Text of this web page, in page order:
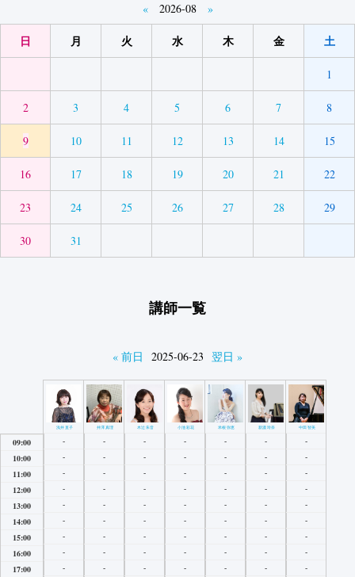
« 2026-08 »
日 月 火 水 木 金 土
1
2 3 4 5 6 7 8
9 10 11 12 13 14 15
16 17 18 19 20 21 22
23 24 25 26 27 28 29
30 31
講師一覧
« 前日 2025-06-23 翌日 »
09:00
10:00
11:00
12:00
13:00
14:00
15:00
16:00
17:00
浅井直子
-
-
-
-
-
-
-
-
-
井澤真理
-
-
-
-
-
-
-
-
-
木辻朱音
-
-
-
-
-
-
-
-
-
小池彩花
-
-
-
-
-
-
-
-
-
米根弥恵
-
-
-
-
-
-
-
-
-
新濃玲奈
-
-
-
-
-
-
-
-
-
中田智美
-
-
-
-
-
-
-
-
-